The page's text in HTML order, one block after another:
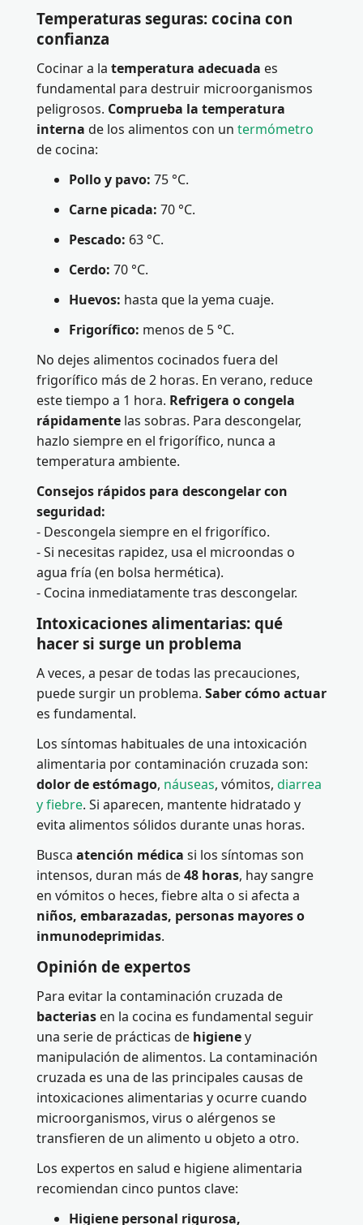
Temperaturas seguras: cocina con
confianza
Cocinar a la temperatura adecuada es
fundamental para destruir microorganismos
peligrosos. Comprueba la temperatura
interna de los alimentos con un termómetro
de cocina:
Pollo y pavo: 75 °C.
Carne picada: 70 °C.
Pescado: 63 °C.
Cerdo: 70 °C.
Huevos: hasta que la yema cuaje.
Frigorífico: menos de 5 °C.
No dejes alimentos cocinados fuera del
frigorífico más de 2 horas. En verano, reduce
este tiempo a 1 hora. Refrigera o congela
rápidamente las sobras. Para descongelar,
hazlo siempre en el frigorífico, nunca a
temperatura ambiente.
Consejos rápidos para descongelar con
seguridad:
- Descongela siempre en el frigorífico.
- Si necesitas rapidez, usa el microondas o
agua fría (en bolsa hermética).
- Cocina inmediatamente tras descongelar.
Intoxicaciones alimentarias: qué
hacer si surge un problema
A veces, a pesar de todas las precauciones,
puede surgir un problema. Saber cómo actuar
es fundamental.
Los síntomas habituales de una intoxicación
alimentaria por contaminación cruzada son:
dolor de estómago, náuseas, vómitos, diarrea
y fiebre. Si aparecen, mantente hidratado y
evita alimentos sólidos durante unas horas.
Busca atención médica si los síntomas son
intensos, duran más de48 horas, hay sangre
en vómitos o heces, fiebre alta o si afecta a
niños, embarazadas, personas mayores o
inmunodeprimidas.
Opinión de expertos
Para evitar la contaminación cruzada de
bacterias en la cocina es fundamental seguir
una serie de prácticas de higieney
manipulación de alimentos. La contaminación
cruzada es una de las principales causas de
intoxicaciones alimentarias y ocurre cuando
microorganismos, virus o alérgenos se
transfieren de un alimento u objeto a otro.
Los expertos en salud e higiene alimentaria
recomiendan cinco puntos clave:
Higiene personal rigurosa,